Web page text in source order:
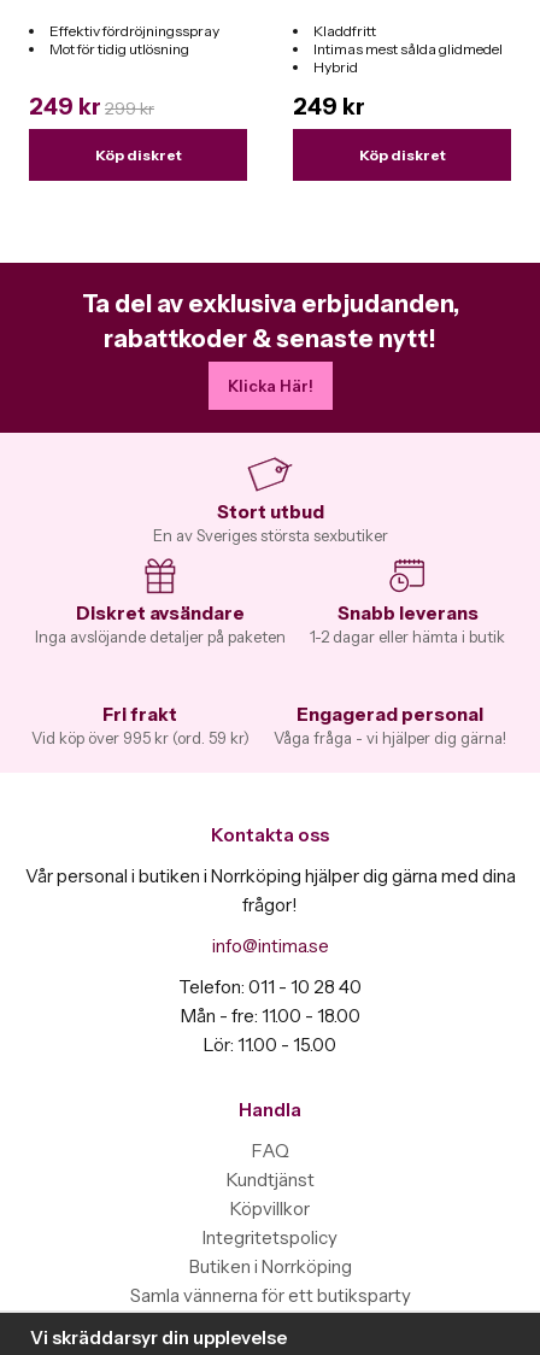
Effektiv fördröjningsspray
Mot för tidig utlösning
249 kr 299 kr
Köp diskret
Kladdfritt
Intimas mest sålda glidmedel
Hybrid
249 kr
Köp diskret
Ta del av exklusiva erbjudanden,
rabattkoder & senaste nytt!
Klicka Här!
Stort utbud
En av Sveriges största sexbutiker
Diskret avsändare
Inga avslöjande detaljer på paketen
Snabb leverans
1-2 dagar eller hämta i butik
Fri frakt
Vid köp över 995 kr (ord. 59 kr)
Engagerad personal
Våga fråga - vi hjälper dig gärna!
Kontakta oss
Vår personal i butiken i Norrköping hjälper dig gärna med dina
frågor!
info@intima.se
Telefon: 011 - 10 28 40
Mån - fre: 11.00 - 18.00
Lör: 11.00 - 15.00
Handla
FAQ
Kundtjänst
Köpvillkor
Integritetspolicy
Butiken i Norrköping
Samla vännerna för ett butiksparty
Information
Vi skräddarsyr din upplevelse